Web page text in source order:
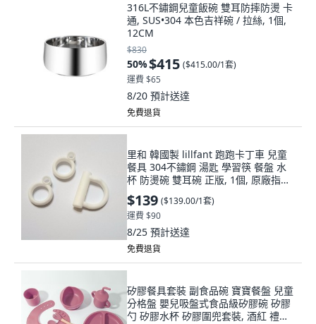
316L不鏽鋼兒童飯碗 雙耳防摔防燙 卡
通, SUS•304 本色吉祥碗 / 拉絲, 1個,
12CM
$830
50%$415 ($415.00/1套)
運費 $65
8/20 預計送達
免費退貨
里和 韓國製 lillfant 跑跑卡丁車 兒童
餐具 304不鏽鋼 湯匙 學習筷 餐盤 水
杯 防燙碗 雙耳碗 正版, 1個, 原廠指環
大白1 小白2
$139 ($139.00/1套)
運費 $90
8/25 預計送達
免費退貨
矽膠餐具套裝 副食品碗 寶寶餐盤 兒童
分格盤 嬰兒吸盤式食品級矽膠碗 矽膠
勺 矽膠水杯 矽膠圍兜套裝, 酒紅 禮盒